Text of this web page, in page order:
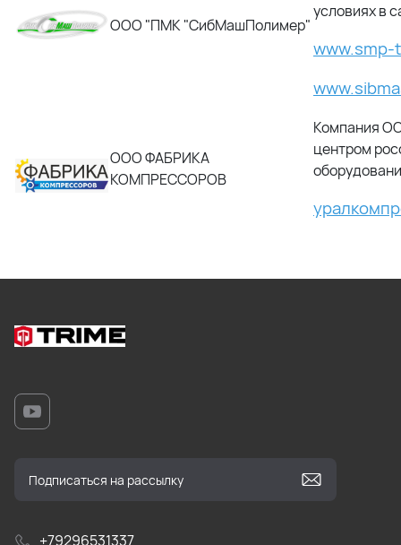
ООО "ПМК "СибМашПолимер"
условиях в
ООО ФАБРИКА
КОМПРЕССОРОВ
Компания
центром
+79296531337